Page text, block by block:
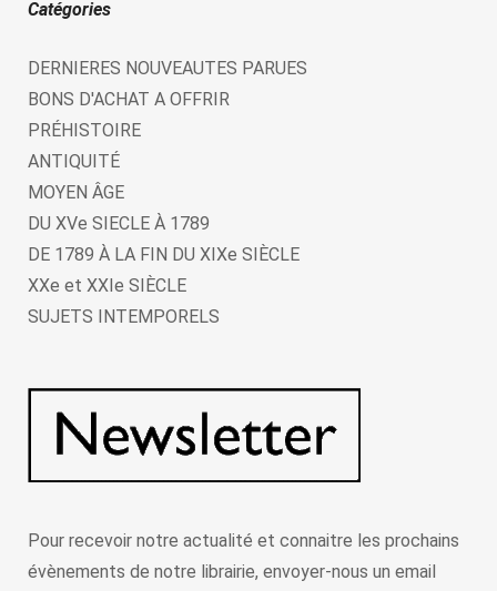
Catégories
DERNIERES NOUVEAUTES PARUES
BONS D'ACHAT A OFFRIR
PRÉHISTOIRE
ANTIQUITÉ
MOYEN ÂGE
DU XVe SIECLE À 1789
DE 1789 À LA FIN DU XIXe SIÈCLE
XXe et XXIe SIÈCLE
SUJETS INTEMPORELS
Pour recevoir notre actualité et connaitre les prochains
évènements de notre librairie, envoyer-nous un email